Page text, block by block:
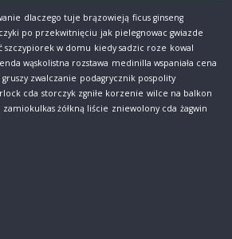
dlaczego tuje brązowieją ficus ginseng
po przekwitnięciu jak pielegnowac gwiazde
szczypiorek w domu kiedy sadzic roze kowal
wąskolistna rozstawa medinilla wspaniała cena
zwalczanie podagrycznik pospolity
cda storczyk zgniłe korzenie wilce na balkon
zamiokulkas żółkną liście zniewolony cda żagwin